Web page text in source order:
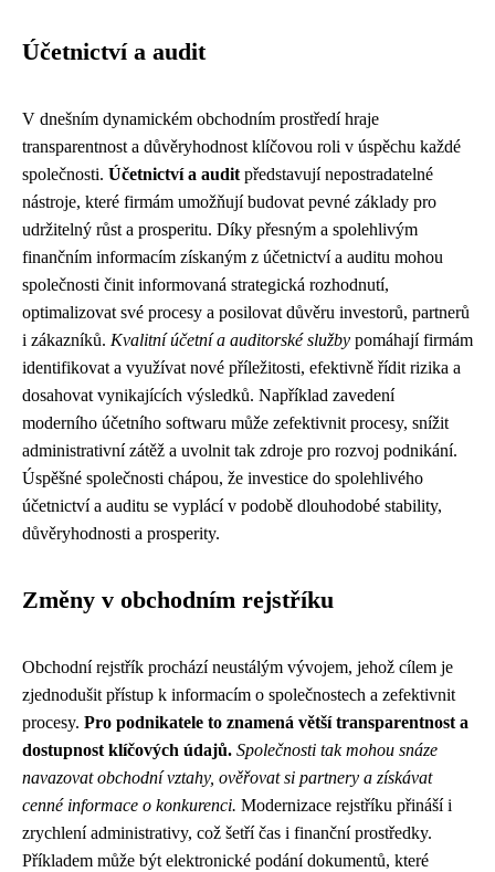
Účetnictví a audit
V dnešním dynamickém obchodním prostředí hraje
transparentnost a důvěryhodnost klíčovou roli v úspěchu každé
společnosti. Účetnictví a audit představují nepostradatelné
nástroje, které firmám umožňují budovat pevné základy pro
udržitelný růst a prosperitu. Díky přesným a spolehlivým
finančním informacím získaným z účetnictví a auditu mohou
společnosti činit informovaná strategická rozhodnutí,
optimalizovat své procesy a posilovat důvěru investorů, partnerů
i zákazníků. Kvalitní účetní a auditorské služby pomáhají firmám
identifikovat a využívat nové příležitosti, efektivně řídit rizika a
dosahovat vynikajících výsledků. Například zavedení
moderního účetního softwaru může zefektivnit procesy, snížit
administrativní zátěž a uvolnit tak zdroje pro rozvoj podnikání.
Úspěšné společnosti chápou, že investice do spolehlivého
účetnictví a auditu se vyplácí v podobě dlouhodobé stability,
důvěryhodnosti a prosperity.
Změny v obchodním rejstříku
Obchodní rejstřík prochází neustálým vývojem, jehož cílem je
zjednodušit přístup k informacím o společnostech a zefektivnit
procesy. Pro podnikatele to znamená větší transparentnost a
dostupnost klíčových údajů. Společnosti tak mohou snáze
navazovat obchodní vztahy, ověřovat si partnery a získávat
cenné informace o konkurenci. Modernizace rejstříku přináší i
zrychlení administrativy, což šetří čas i finanční prostředky.
Příkladem může být elektronické podání dokumentů, které